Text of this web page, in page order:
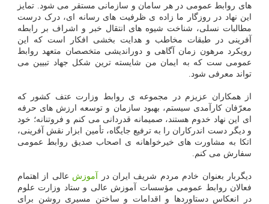
های روابط عمومی در هر سامان و سازمانی مستقر می شود. تمایز
این نهاد در روزگار ما زاده ی ظرفیت های رسانه ای، درک درست
مطالبات نسلی، شناخت شیوه های انتقال خبر و اشراف بر رابطه
آفرینی در طبقات مخاطب و هدایت بخشی افکار است که این
رویکرد مرهون زمان آگاهی و دوراندیشی متخصصان متعهد روابط
عمومی ست که به ایمان من شایسته ترین شکل جهاد تبیین می
تواند معرفی شود.
از همکاران عزیزم در مجموعه ی روابط وزارت عتف کشور که
معرّفان کارآمدی سیستم، بهبود سازمان و توسعه ارزش های حرفه
ای این نهاد خدوم هستند، صمیمانه قدردانی می کنم و فروتنانه؛ خود
و دیگر دست اندرکاران را به ترفیع جایگاه، تأمین ابزار نقش آفرینی،
اتکا به مشاورت های خیرخواهانه ی اصحاب صدیق روابط عمومی
سفارش می کنم.
دیگربار بعنوان خادم مردم شریف ایران در آموزش عالی از اهتمام
فعالان روابط عمومی مؤسسات آموزش عالی و ستاد وزارت علوم
در انعکاس دستاوردها و اقدامات و ساختن مسیری روشن برای